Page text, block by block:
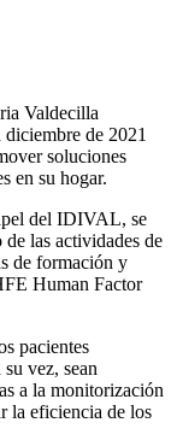
Valdecilla
de 2021
soluciones
en su hogar.
del IDIVAL, se
las actividades de
de formación y
Human Factor
pacientes
vez, sean
a la monitorización
la eficiencia de los